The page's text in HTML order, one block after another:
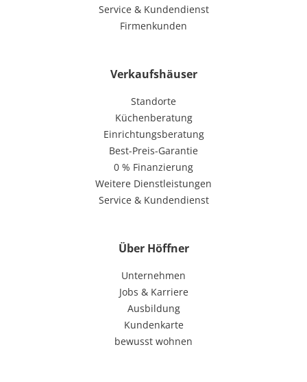
Service & Kundendienst
Firmenkunden
Verkaufshäuser
Standorte
Küchenberatung
Einrichtungsberatung
Best-Preis-Garantie
0 % Finanzierung
Weitere Dienstleistungen
Service & Kundendienst
Über Höffner
Unternehmen
Jobs & Karriere
Ausbildung
Kundenkarte
bewusst wohnen